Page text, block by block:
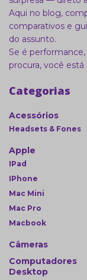
Aqui no blog,
comparativos e
do assunto.
Se é
procura, você
Categorias
Acessórios
Headsets & Fones
Apple
IPad
IPhone
Mac Mini
Mac Pro
Macbook
Câmeras
Computadores
Desktop